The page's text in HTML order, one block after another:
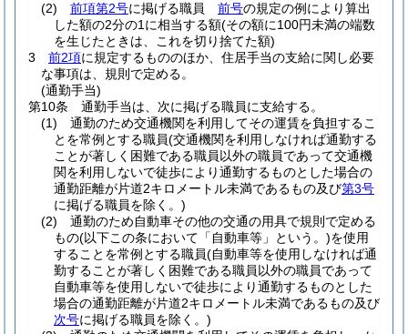
(2)
前項第2号に掲げる職員 前号の規定の例により算出
した額の2分の1に相当する額(その額に100円未満の端数
を生じたときは、これを切り捨てた額)
3
前2項に規定するもののほか、住居手当の支給に関し必要
な事項は、規則で定める。
(通勤手当)
第10条
通勤手当は、次に掲げる職員に支給する。
(1)
通勤のため交通機関を利用してその運賃を負担するこ
とを常例とする職員(交通機関を利用しなければ通勤する
ことが著しく困難である職員以外の職員であって交通機
関を利用しないで徒歩により通勤するものとした場合の
通勤距離が片道2キロメートル未満であるもの及び第3号
に掲げる職員を除く。)
(2)
通勤のため自動車その他の交通の用具で規則で定める
もの(以下この条において「自動車等」という。)を使用
することを常例とする職員(自動車等を使用しなければ通
勤することが著しく困難である職員以外の職員であって
自動車等を使用しないで徒歩により通勤するものとした
場合の通勤距離が片道2キロメートル未満であるもの及び
次号に掲げる職員を除く。)